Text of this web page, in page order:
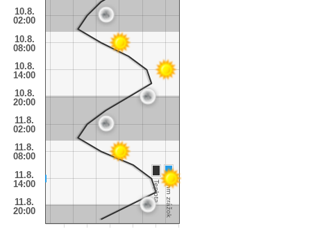
10.8.
02:00
10.8.
08:00
10.8.
14:00
10.8.
20:00
11.8.
02:00
11.8.
08:00
11.8.
14:00
11.8.
20:00
Úhrn zrážok
Teplota